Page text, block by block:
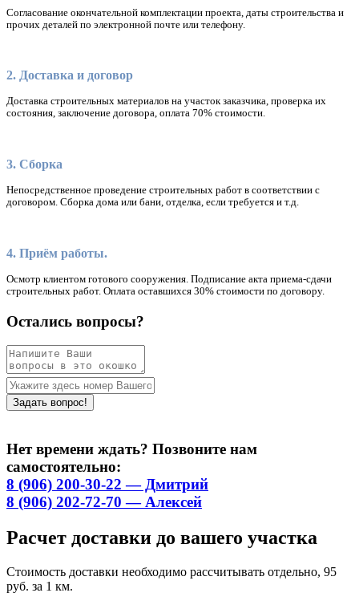
Согласование окончательной комплектации проекта, даты строительства и
прочих деталей по электронной почте или телефону.
2. Доставка и договор
Доставка строительных материалов на участок заказчика, проверка их
состояния, заключение договора, оплата 70% стоимости.
3. Сборка
Непосредственное проведение строительных работ в соответствии с
договором. Сборка дома или бани, отделка, если требуется и т.д.
4. Приём работы.
Осмотр клиентом готового сооружения. Подписание акта приема-сдачи
строительных работ. Оплата оставшихся 30% стоимости по договору.
Остались вопросы?
Нет времени ждать? Позвоните нам
самостоятельно:
8 (906) 200-30-22 — Дмитрий
8 (906) 202-72-70 — Алексей
Расчет доставки до вашего участка
Стоимость доставки необходимо рассчитывать отдельно, 95
руб. за 1 км.